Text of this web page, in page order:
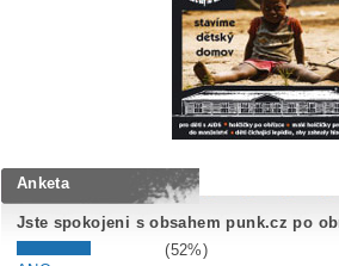
Anketa
Jste spokojeni s obsahem punk.cz po
(52%)